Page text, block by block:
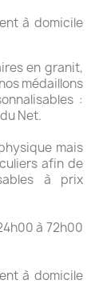
à domicile
en granit,
médaillons
:
Net.
mais
afin de
à prix
à 72h00
à domicile